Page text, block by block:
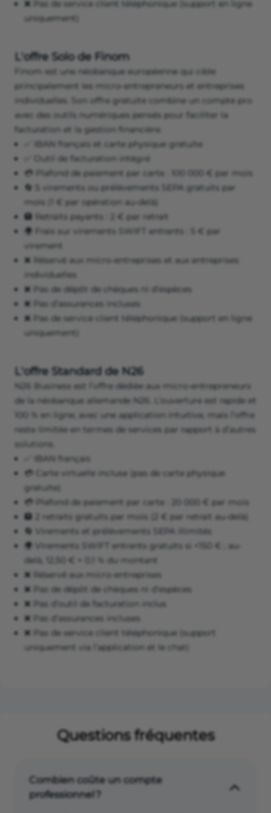
❌ Pas de service client téléphonique (support en ligne
uniquement)
L'offre Solo de Finom
Finom est une néobanque européenne qui cible
principalement les micro-entrepreneurs et entreprises
individuelles. Son offre gratuite combine un compte pro
avec des outils numériques pensés pour faciliter la
facturation et la gestion financière.
✅ IBAN français et carte physique gratuite
✅ Outil de facturation intégré
💳 Plafond de paiement par carte : 100 000 € par mois
🔄 5 virements ou prélèvements SEPA gratuits par
mois (1 € par opération au-delà)
🏦 Retraits payants : 2 € par retrait
🌍 Frais sur virements SWIFT entrants : 5 € par
virement
❌ Réservé aux micro-entreprises et aux entreprises
individuelles
❌ Pas de dépôt de chèques ni d’espèces
❌ Pas d’assurances incluses
❌ Pas de service client téléphonique (support en ligne
uniquement)
L'offre Standard de N26
N26 Business est l’offre dédiée aux micro-entrepreneurs
de la néobanque allemande N26. L’ouverture est rapide et
100 % en ligne, avec une application intuitive, mais l’offre
reste limitée en termes de services par rapport à d’autres
solutions.
✅ IBAN français
💳 Carte virtuelle incluse (pas de carte physique
gratuite)
💳 Plafond de paiement par carte : 20 000 € par mois
🏦 2 retraits gratuits par mois (2 € par retrait au-delà)
🔄 Virements et prélèvements SEPA illimités
🌍 Virements SWIFT entrants gratuits si <150 € ; au-
delà, 12,50 € + 0,1 % du montant
❌ Réservé aux micro-entreprises
❌ Pas de dépôt de chèques ni d’espèces
❌ Pas d’outil de facturation inclus
❌ Pas d’assurances incluses
❌ Pas de service client téléphonique (support
uniquement via l’application et le chat)
Questions fréquentes
Combien coûte un compte
professionnel ?